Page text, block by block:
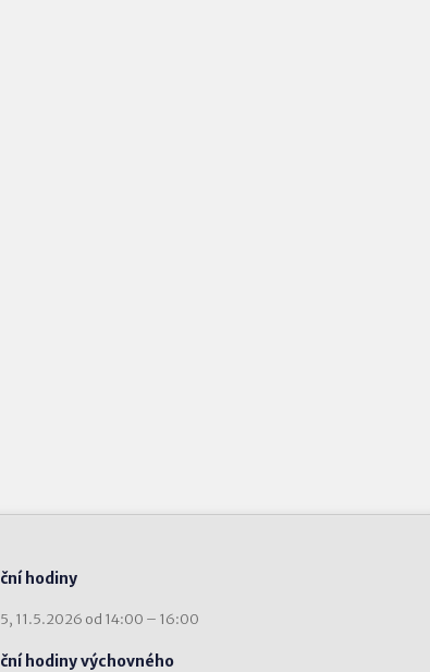
hodiny
11.5.2026 od 14:00 – 16:00
hodiny výchovného